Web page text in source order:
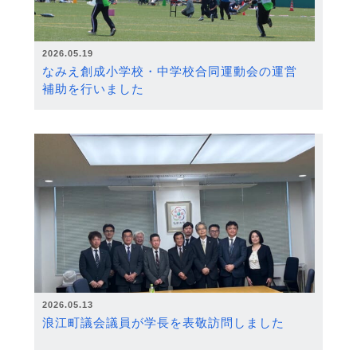
2026.05.19
なみえ創成小学校・中学校合同運動会の運営
補助を行いました
2026.05.13
浪江町議会議員が学長を表敬訪問しました